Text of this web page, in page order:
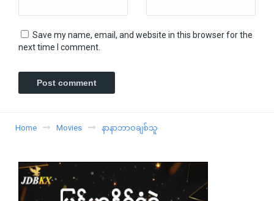
Save my name, email, and website in this browser for the
next time I comment.
Home Movies နာနာဘာဝချစ်သူ